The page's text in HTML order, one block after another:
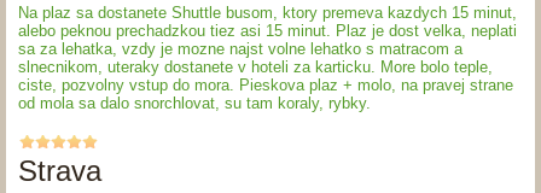
Na plaz sa dostanete Shuttle busom, ktory premeva kazdych 15 minut,
alebo peknou prechadzkou tiez asi 15 minut. Plaz je dost velka, neplati
sa za lehatka, vzdy je mozne najst volne lehatko s matracom a
slnecnikom, uteraky dostanete v hoteli za karticku. More bolo teple,
ciste, pozvolny vstup do mora. Pieskova plaz + molo, na pravej strane
od mola sa dalo snorchlovat, su tam koraly, rybky.
Strava